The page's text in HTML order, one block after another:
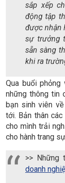
sắp xếp
động tập
được nhận
sự trưởng
sẵn sàng
khi ra
Qua buổi phỏng
những thông tin
bạn sinh viên
tới. Bản thân
cho mình trải
cho hành trang
>> Những
doanh